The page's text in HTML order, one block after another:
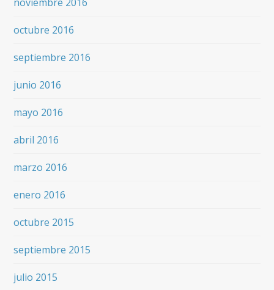
octubre 2016
septiembre 2016
junio 2016
mayo 2016
abril 2016
marzo 2016
enero 2016
octubre 2015
septiembre 2015
julio 2015